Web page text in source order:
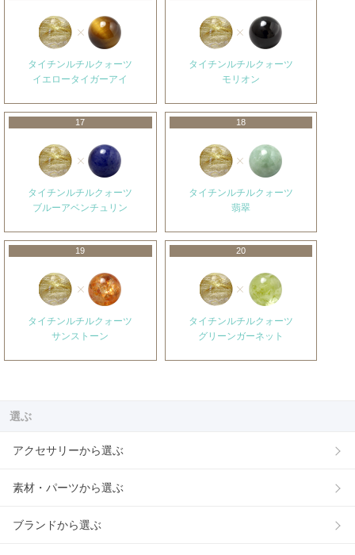
タイチンルチルクォーツ
イエロータイガーアイ
タイチンルチルクォーツ
モリオン
17
タイチンルチルクォーツ
ブルーアベンチュリン
18
タイチンルチルクォーツ
翡翠
19
タイチンルチルクォーツ
サンストーン
20
タイチンルチルクォーツ
グリーンガーネット
選ぶ
アクセサリーから選ぶ
素材・パーツから選ぶ
ブランドから選ぶ